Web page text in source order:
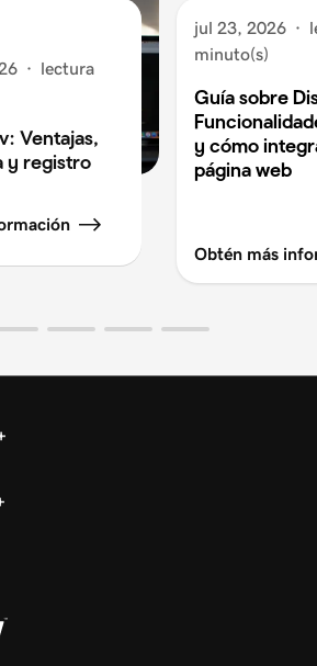
· lectura
Ventajas,
y registro
jul 23, 2026 ·
minuto(s)
Guía sobre
y cómo
página web
Obtén más